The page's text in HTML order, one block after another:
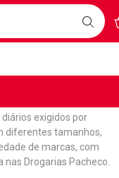
Exclusivas!
O
exigidos por
diferentes tamanhos,
de marcas, com
Drogarias Pacheco.